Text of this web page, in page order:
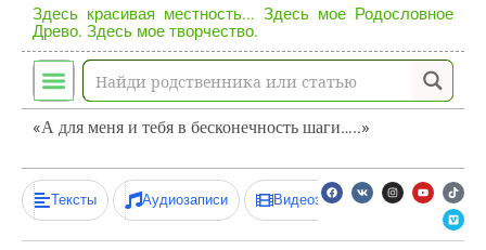
Здесь красивая местность... Здесь мое Родословное
Древо. Здесь мое творчество.
«А для меня и тебя в бесконечность шаги…..»
Тексты Аудиозаписи Видеозаписи